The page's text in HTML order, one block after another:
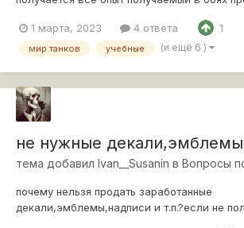
странноватое решение. Так вот есть такое
примеру после того как полностью экипаж
1 марта, 2023 4 ответа 1
мир танков учебные (и ещё 6 )
не нужные
тема добавил Ivan__Susanin в Вопросы
почему нельзя продать заработанные
декали,эмблемы,надписи и т.п.?если не